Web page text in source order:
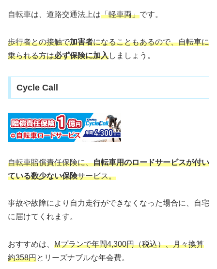
自転車は、道路交通法上は「軽車両」です。
歩行者との接触で加害者になることもあるので、自転車に
乗られる方は必ず保険に加入しましょう。
Cycle Call
自転車賠償責任保険に、自転車用のロードサービスが付い
ている数少ない保険サービス。
事故や故障により自力走行ができなくなった場合に、自宅
に届けてくれます。
おすすめは、 Mプランで年間4,300円（税込）、月々換算
約358円とリーズナブルな年会費。